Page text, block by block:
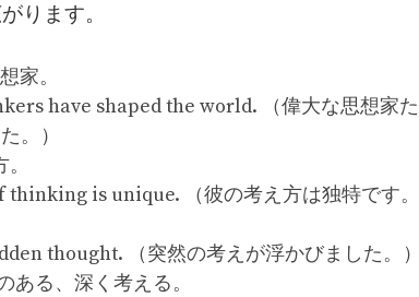
ります。
家。
have shaped the world. （偉大な思想家
。）
is unique. （彼の考え方は独特です。
thought. （突然の考えが浮かびました。）
ある、深く考える。